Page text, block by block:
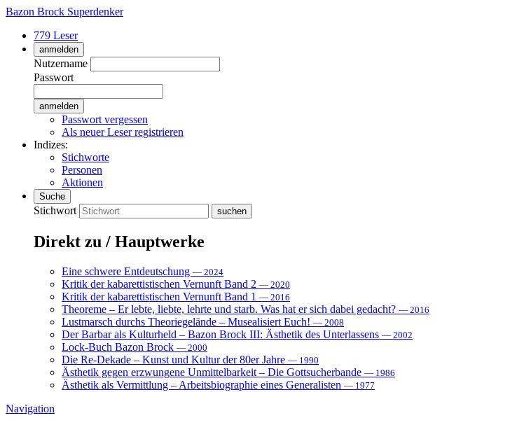
Bazon Brock Superdenker
779 Leser
anmelden
Nutzername
Passwort
Passwort vergessen
Als neuer Leser registrieren
Indizes:
Stichworte
Personen
Aktionen
Suche
Stichwort
Direkt zu / Hauptwerke
Eine schwere Entdeutschung — 2024
Kritik der kabarettistischen Vernunft Band 2 — 2020
Kritik der kabarettistischen Vernunft Band 1 — 2016
Theoreme – Er lebte, liebte, lehrte und starb. Was hat er sich dabei gedacht? — 2016
Lustmarsch durchs Theoriegelände – Musealisiert Euch! — 2008
Der Barbar als Kulturheld – Bazon Brock III: Ästhetik des Unterlassens — 2002
Lock-Buch Bazon Brock — 2000
Die Re-Dekade – Kunst und Kultur der 80er Jahre — 1990
Ästhetik gegen erzwungene Unmittelbarkeit – Die Gottsucherbande — 1986
Ästhetik als Vermittlung – Arbeitsbiographie eines Generalisten — 1977
Navigation